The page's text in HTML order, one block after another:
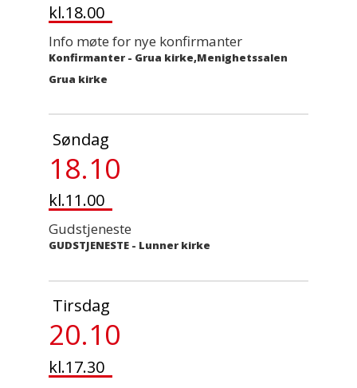
kl.18.00
Info møte for nye konfirmanter
Konfirmanter - Grua kirke,Menighetssalen
Grua kirke
Søndag
18.10
kl.11.00
Gudstjeneste
GUDSTJENESTE - Lunner kirke
Tirsdag
20.10
kl.17.30